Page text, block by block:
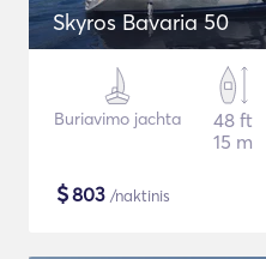
Skyros Bavaria 50
Buriavimo jachta
48 ft
15 m
$803 /naktinis